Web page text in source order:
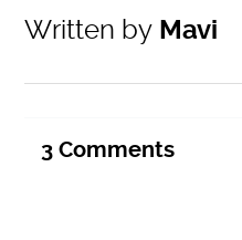
Written by Mavi
3 Comments